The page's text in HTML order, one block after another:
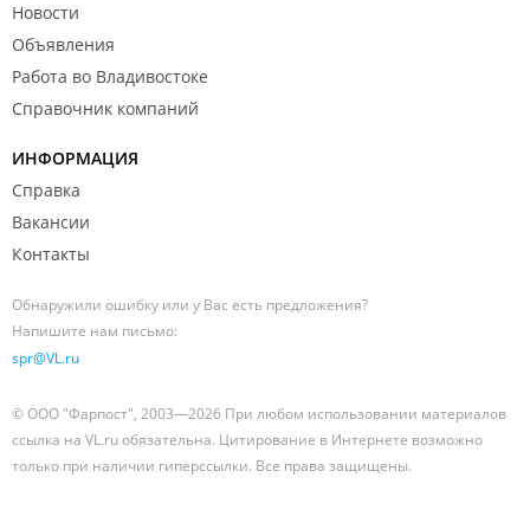
Новости
Объявления
Работа во Владивостоке
Справочник компаний
ИНФОРМАЦИЯ
Справка
Вакансии
Контакты
Обнаружили ошибку или у Вас есть предложения?
Напишите нам письмо:
spr@VL.ru
© ООО "Фарпост", 2003—2026 При любом использовании материалов
ссылка на VL.ru обязательна. Цитирование в Интернете возможно
только при наличии гиперссылки. Все права защищены.